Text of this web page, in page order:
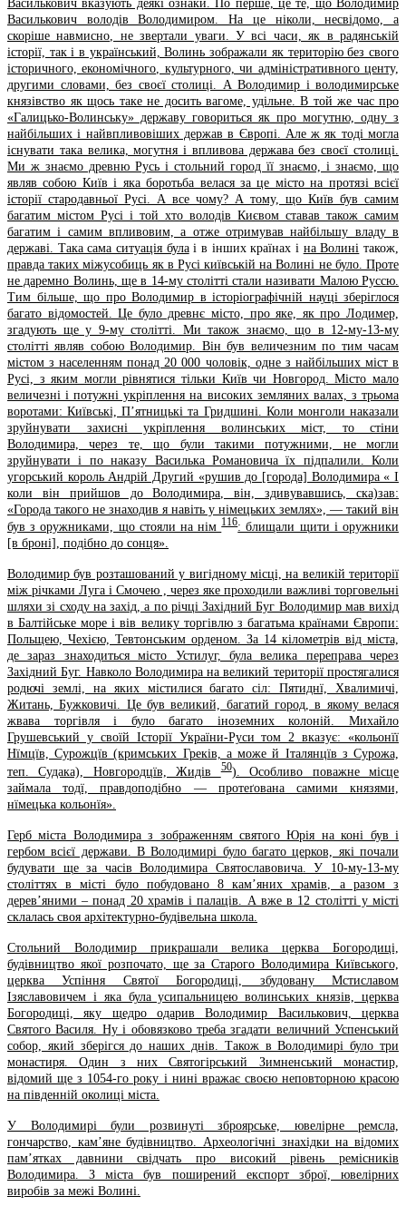
Василькович вказують деякі ознаки. По перше, це те, що Володимир
Василькович володів Володимиром. На це ніколи, несвідомо, а
скоріше навмисно, не звертали уваги. У всі часи, як в радянській
історії, так і в український, Волинь зображали як територію без свого
історичного, економічного, культурного, чи адміністративного центу,
другими словами, без своєї столиці. А Володимир і володимирське
князівство як щось таке не досить вагоме, удільне. В той же час про
«Галицько-Волинську» державу говориться як про могутню, одну з
найбільших і найвпливовіших держав в Європі. Але ж як тоді могла
існувати така велика, могутня і впливова держава без своєї столиці.
Ми ж знаємо древню Русь і стольний город її знаємо, і знаємо, що
являв собою Київ і яка боротьба велася за це місто на протязі всієї
історії стародавньої Русі. А все чому? А тому, що Київ був самим
багатим містом Русі і той хто володів Києвом ставав також самим
багатим і самим впливовим, а отже отримував найбільшу владу в
державі. Така сама ситуація булаі в інших країнах і на Волині також
правда таких міжусобиць як в Русі київській на Волині не було. Проте
не даремно Волинь, ще в 14-му столітті стали називати Малою Руссю.
Тим більше, що про Володимир в історіографічній науці зберіглося
багато відомостей. Це було древнє місто, про яке, як про Лодимер,
згадують ще у 9-му столітті. Ми також знаємо, що в 12-му-13-му
столітті являв собою Володимир. Він був величезним по тим часам
містом з населенням понад 20 000 чоловік, одне з найбільших міст в
Русі, з яким могли рівнятися тільки Київ чи Новгород. Місто мало
величезні і потужні укріплення на високих земляних валах, з трьома
воротами: Київськi, П’ятницькi та Гридшинi. Коли монголи наказали
зруйнувати захисні укріплення волинських міст, то стіни
Володимира, через те, що були такими потужними, не могли
зруйнувати і по наказу Василька Романовича їх підпалили. Коли
угорський король Андрій Другий «рушив до [города] Володимира « І
коли він прийшов до Володимира, він, здивувавшись, ска)зав:
«Города такого не знаходив я навіть у німецьких землях», — такий він
був з оружниками, що стояли на нім116: блищали щити і оружники
[в броні], подібно до сонця».
Володимир був розташований у вигідному місці, на великій території
між річками Луга і Смочею , через яке проходили важливі торговельні
шляхи зі сходу на захід, а по річці Західний Буг Володимир мав вихід
в Балтійське море і вів велику торгiвлю з багатьма країнами Європи:
Польщею, Чехiєю, Тевтонським орденом. За 14 кілометрів від міста,
де зараз знаходиться місто Устилуг, була велика переправа через
Західний Буг. Навколо Володимира на великий території простягалися
родючі землі, на яких містилися багато сіл: Пятиднї, Хвалимичі,
Житань, Бужковичі. Це був великий, багатий город, в якому велася
жвава торгівля і було багато іноземних колоній. Михайло
Грушевський у своїй Історії України-Руси том 2 вказує: «кольонїї
Нїмцїв, Сурожцїв (кримських Греків, а може й Італянцїв з Сурожа,
теп. Судака), Новгородцїв, Жидів50). Особливо поважне місце
займала тодї, правдоподібно — протеґована самими князями,
нїмецька кольонїя».
Герб міста Володимира з зображенням святого Юрія на коні був і
гербом всієї держави. В Володимирі було багато церков, які почали
будувати ще за часів Володимира Святославовича. У 10-му-13-му
століттях в місті було побудовано 8 кам’яних храмів, а разом з
дерев’яними – понад 20 храмів і палаців. А вже в 12 столітті у місті
склалась своя архітектурно-будівельна школа.
Стольний Володимир прикрашали велика церква Богородиці,
будівництво якої розпочато, ще за Старого Володимира Київського,
церква Успіння Святої Богородиці, збудовану Мстиславом
Ізяславовичем і яка була усипальницею волинських князів, церква
Богородиці, яку щедро одарив Володимир Василькович, церква
Святого Василя. Ну і обовязково треба згадати величний Успенський
собор, який зберігся до наших днів. Також в Володимирі було три
монастиря. Один з них Святогірський Зимненський монастир,
відомий ще з 1054-го року і нині вражає своєю неповторною красою
на південній околиці міста.
У Володимирі були розвинуті зброярське, ювелірне ремсла,
гончарство, кам’яне будівництво. Археологічні знахідки на відомих
пам’ятках давнини свідчать про високий рівень ремісників
Володимира. З міста був поширений експорт зброї, ювелірних
виробів за межі Волині.